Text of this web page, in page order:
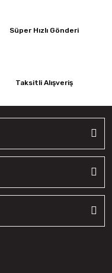
Süper Hızlı Gönderi
Taksitli Alışveriş